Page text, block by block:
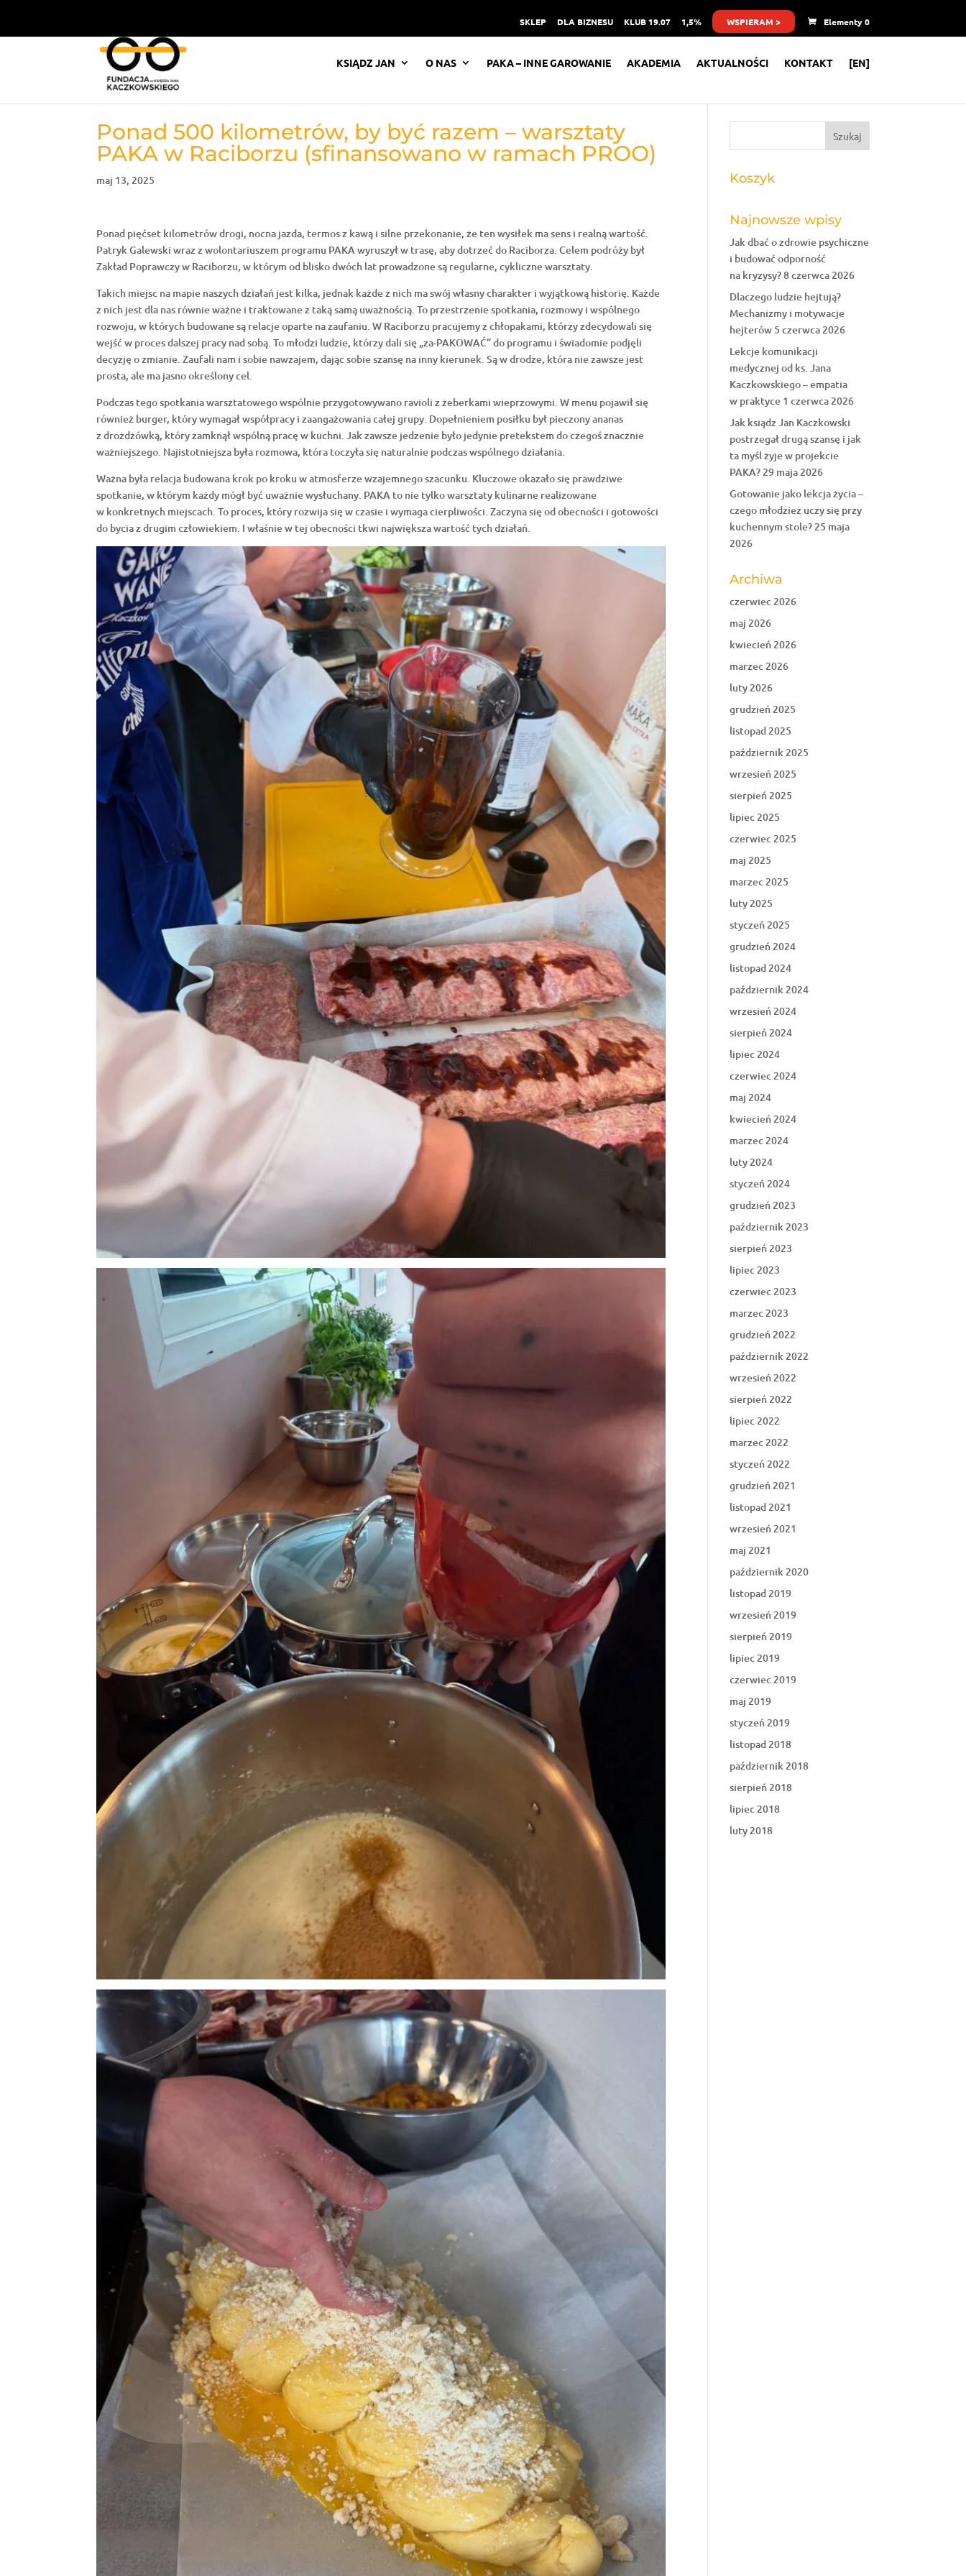
SKLEP DLA BIZNESU KLUB 19.07 1,5% WSPIERAM > Elementy 0
KSIĄDZ JAN O NAS PAKA – INNE GAROWANIE AKADEMIA AKTUALNOŚCI KONTAKT [EN]
Ponad 500 kilometrów, by być razem – warsztaty
PAKA w Raciborzu (sfinansowano w ramach PROO)
maj 13, 2025
Ponad pięćset kilometrów drogi, nocna jazda, termos z kawą i silne przekonanie, że ten wysiłek ma sens i realną wartość.
Patryk Galewski wraz z wolontariuszem programu PAKA wyruszył w trasę, aby dotrzeć do Raciborza. Celem podróży był
Zakład Poprawczy w Raciborzu, w którym od blisko dwóch lat prowadzone są regularne, cykliczne warsztaty.
Takich miejsc na mapie naszych działań jest kilka, jednak każde z nich ma swój własny charakter i wyjątkową historię. Każde
z nich jest dla nas równie ważne i traktowane z taką samą uważnością. To przestrzenie spotkania, rozmowy i wspólnego
rozwoju, w których budowane są relacje oparte na zaufaniu. W Raciborzu pracujemy z chłopakami, którzy zdecydowali się
wejść w proces dalszej pracy nad sobą. To młodzi ludzie, którzy dali się „za-PAKOWAĆ” do programu i świadomie podjęli
decyzję o zmianie. Zaufali nam i sobie nawzajem, dając sobie szansę na inny kierunek. Są w drodze, która nie zawsze jest
prosta, ale ma jasno określony cel.
Podczas tego spotkania warsztatowego wspólnie przygotowywano ravioli z żeberkami wieprzowymi. W menu pojawił się
również burger, który wymagał współpracy i zaangażowania całej grupy. Dopełnieniem posiłku był pieczony ananas
z drożdżówką, który zamknął wspólną pracę w kuchni. Jak zawsze jedzenie było jedynie pretekstem do czegoś znacznie
ważniejszego. Najistotniejsza była rozmowa, która toczyła się naturalnie podczas wspólnego działania.
Ważna była relacja budowana krok po kroku w atmosferze wzajemnego szacunku. Kluczowe okazało się prawdziwe
spotkanie, w którym każdy mógł być uważnie wysłuchany. PAKA to nie tylko warsztaty kulinarne realizowane
w konkretnych miejscach. To proces, który rozwija się w czasie i wymaga cierpliwości. Zaczyna się od obecności i gotowości
do bycia z drugim człowiekiem. I właśnie w tej obecności tkwi największa wartość tych działań.
Koszyk
Najnowsze wpisy
Jak dbać o zdrowie psychiczne
i budować odporność
na kryzysy?8 czerwca 2026
Dlaczego ludzie hejtują?
Mechanizmy i motywacje
hejterów 5 czerwca 2026
Lekcje komunikacji
medycznej od ks. Jana
Kaczkowskiego – empatia
w praktyce 1 czerwca 2026
Jak ksiądz Jan Kaczkowski
postrzegał drugą szansę i jak
ta myśl żyje w projekcie
PAKA? 29 maja 2026
Gotowanie jako lekcja życia –
czego młodzież uczy się przy
kuchennym stole? 25 maja
2026
Archiwa
czerwiec 2026
maj 2026
kwiecień 2026
marzec 2026
luty 2026
grudzień 2025
listopad 2025
październik 2025
wrzesień 2025
sierpień 2025
lipiec 2025
czerwiec 2025
maj 2025
marzec 2025
luty 2025
styczeń 2025
grudzień 2024
listopad 2024
październik 2024
wrzesień 2024
sierpień 2024
lipiec 2024
czerwiec 2024
maj 2024
kwiecień 2024
marzec 2024
luty 2024
styczeń 2024
grudzień 2023
październik 2023
sierpień 2023
lipiec 2023
czerwiec 2023
marzec 2023
grudzień 2022
październik 2022
wrzesień 2022
sierpień 2022
lipiec 2022
marzec 2022
styczeń 2022
grudzień 2021
listopad 2021
wrzesień 2021
maj 2021
październik 2020
listopad 2019
wrzesień 2019
sierpień 2019
lipiec 2019
czerwiec 2019
maj 2019
styczeń 2019
listopad 2018
październik 2018
sierpień 2018
lipiec 2018
luty 2018